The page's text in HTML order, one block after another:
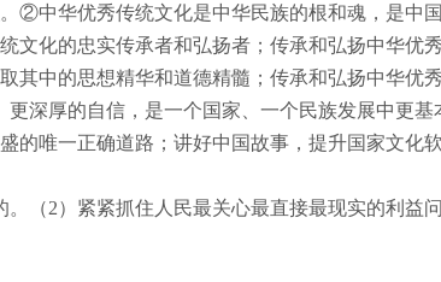
②中华优秀传统文化是中华民族的根和魂，是中
文化的忠实传承者和弘扬者；传承和弘扬中华
其中的思想精华和道德精髓；传承和弘扬中华优
深厚的自信，是一个国家、一个民族发展中更
的唯一正确道路；讲好中国故事，提升国家文化软
。（2）紧紧抓住人民最关心最直接最现实的利益